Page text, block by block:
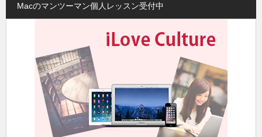
Macのマンツーマン個人レッスン受付中